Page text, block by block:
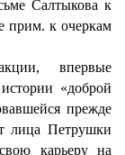
Салтыкова к
прим. к очеркам
впервые
«доброй
прежде
лица Петрушки
карьеру на